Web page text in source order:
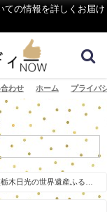
ての情報を詳しくお届け
わせ ホーム プライバ
木日光の世界遺産ふるカ
さんの休日】